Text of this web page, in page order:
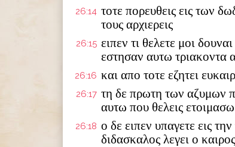
26:14 τοτε πορευθεις εις των
τους αρχιερεις
26:15 ειπεν τι θελετε μοι
εστησαν αυτω τριακοντα
26:16 και απο τοτε εζητει
26:17 τη δε πρωτη των αζυμων
αυτω που θελεις
26:18 ο δε ειπεν υπαγετε εις
διδασκαλος λεγει ο